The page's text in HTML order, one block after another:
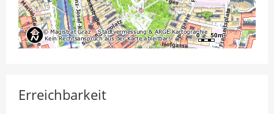
Erreichbarkeit